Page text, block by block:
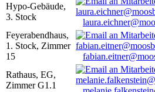
Hypo-Gebäude,
3. Stock
Feyerabendhaus,
1. Stock, Zimmer
15
Rathaus, EG,
Zimmer G1.1